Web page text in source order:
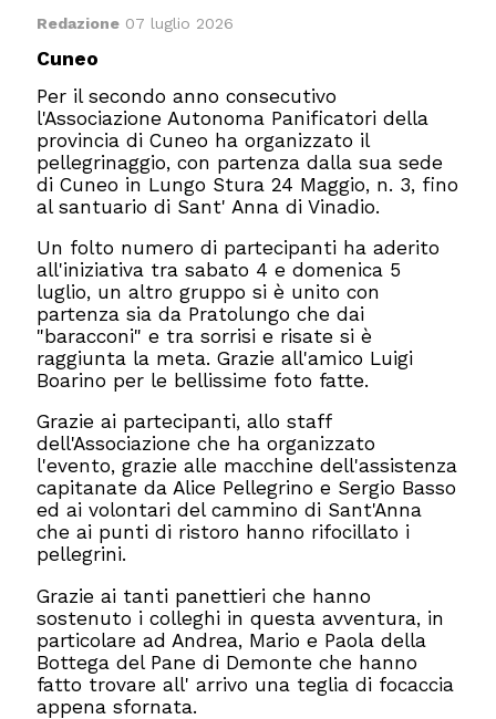
Redazione 07 luglio 2026
Cuneo
Per il secondo anno consecutivo
l'Associazione Autonoma Panificatori della
provincia di Cuneo ha organizzato il
pellegrinaggio, con partenza dalla sua sede
di Cuneo in Lungo Stura 24 Maggio, n. 3, fino
al santuario di Sant' Anna di Vinadio.
Un folto numero di partecipanti ha aderito
all'iniziativa tra sabato 4 e domenica 5
luglio, un altro gruppo si è unito con
partenza sia da Pratolungo che dai
"baracconi" e tra sorrisi e risate si è
raggiunta la meta. Grazie all'amico Luigi
Boarino per le bellissime foto fatte.
Grazie ai partecipanti, allo staff
dell'Associazione che ha organizzato
l'evento, grazie alle macchine dell'assistenza
capitanate da Alice Pellegrino e Sergio Basso
ed ai volontari del cammino di Sant'Anna
che ai punti di ristoro hanno rifocillato i
pellegrini.
Grazie ai tanti panettieri che hanno
sostenuto i colleghi in questa avventura, in
particolare ad Andrea, Mario e Paola della
Bottega del Pane di Demonte che hanno
fatto trovare all' arrivo una teglia di focaccia
appena sfornata.